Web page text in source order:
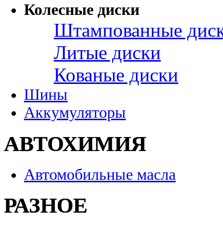
Колесные диски
Штампованные
Литые диски
Кованые диски
Шины
Аккумуляторы
АВТОХИМИЯ
Автомобильные масла
РАЗНОЕ